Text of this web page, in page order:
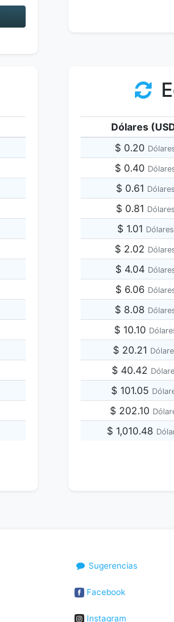
Dólares
$ 0.20
$ 0.40
$ 0.61 Dólares
$ 0.81 Dólares
$ 1.01 Dólares
$ 2.02
$ 4.04
$ 6.06
$ 8.08
$ 10.10
$ 20.21
$ 40.42
$ 101.05
$ 202.10
$ 1,010.48
Sugerencias
Facebook
Instagram